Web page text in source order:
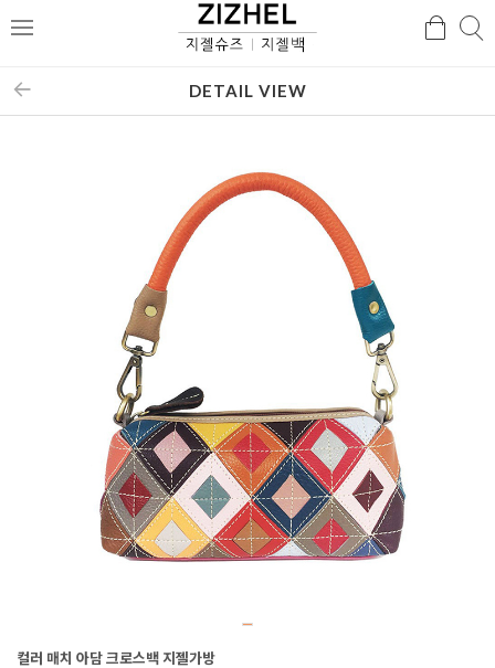
메
검
DETAIL VIEW
컬러 매치 아담 크로스백 지젤가방